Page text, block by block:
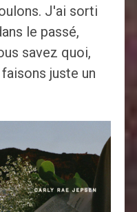
J'ai sorti
le passé,
savez quoi,
juste un